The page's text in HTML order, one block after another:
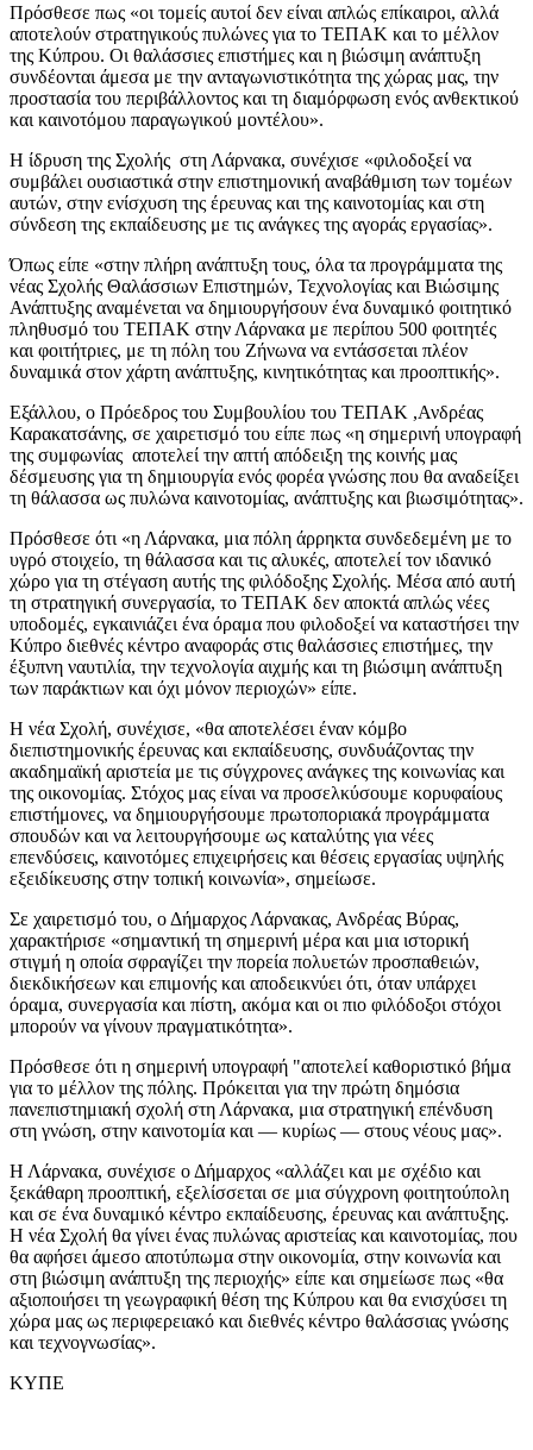
Πρόσθεσε πως «οι τομείς αυτοί δεν είναι απλώς επίκαιροι, αλλά
αποτελούν στρατηγικούς πυλώνες για το ΤΕΠΑΚ και το μέλλον
της Κύπρου. Οι θαλάσσιες επιστήμες και η βιώσιμη ανάπτυξη
συνδέονται άμεσα με την ανταγωνιστικότητα της χώρας μας, την
προστασία του περιβάλλοντος και τη διαμόρφωση ενός ανθεκτικού
και καινοτόμου παραγωγικού μοντέλου».
Η ίδρυση της Σχολής στη Λάρνακα, συνέχισε «φιλοδοξεί να
συμβάλει ουσιαστικά στην επιστημονική αναβάθμιση των τομέων
αυτών, στην ενίσχυση της έρευνας και της καινοτομίας και στη
σύνδεση της εκπαίδευσης με τις ανάγκες της αγοράς εργασίας».
Όπως είπε «στην πλήρη ανάπτυξη τους, όλα τα προγράμματα της
νέας Σχολής Θαλάσσιων Επιστημών, Τεχνολογίας και Βιώσιμης
Ανάπτυξης αναμένεται να δημιουργήσουν ένα δυναμικό φοιτητικό
πληθυσμό του ΤΕΠΑΚ στην Λάρνακα με περίπου 500 φοιτητές
και φοιτήτριες, με τη πόλη του Ζήνωνα να εντάσσεται πλέον
δυναμικά στον χάρτη ανάπτυξης, κινητικότητας και προοπτικής».
Εξάλλου, ο Πρόεδρος του Συμβουλίου του ΤΕΠΑΚ ,Ανδρέας
Καρακατσάνης, σε χαιρετισμό του είπε πως «η σημερινή υπογραφή
της συμφωνίας αποτελεί την απτή απόδειξη της κοινής μας
δέσμευσης για τη δημιουργία ενός φορέα γνώσης που θα αναδείξει
τη θάλασσα ως πυλώνα καινοτομίας, ανάπτυξης και βιωσιμότητας».
Πρόσθεσε ότι «η Λάρνακα, μια πόλη άρρηκτα συνδεδεμένη με το
υγρό στοιχείο, τη θάλασσα και τις αλυκές, αποτελεί τον ιδανικό
χώρο για τη στέγαση αυτής της φιλόδοξης Σχολής. Μέσα από αυτή
τη στρατηγική συνεργασία, το ΤΕΠΑΚ δεν αποκτά απλώς νέες
υποδομές, εγκαινιάζει ένα όραμα που φιλοδοξεί να καταστήσει την
Κύπρο διεθνές κέντρο αναφοράς στις θαλάσσιες επιστήμες, την
έξυπνη ναυτιλία, την τεχνολογία αιχμής και τη βιώσιμη ανάπτυξη
των παράκτιων και όχι μόνον περιοχών» είπε.
Η νέα Σχολή, συνέχισε, «θα αποτελέσει έναν κόμβο
διεπιστημονικής έρευνας και εκπαίδευσης, συνδυάζοντας την
ακαδημαϊκή αριστεία με τις σύγχρονες ανάγκες της κοινωνίας και
της οικονομίας. Στόχος μας είναι να προσελκύσουμε κορυφαίους
επιστήμονες, να δημιουργήσουμε πρωτοποριακά προγράμματα
σπουδών και να λειτουργήσουμε ως καταλύτης για νέες
επενδύσεις, καινοτόμες επιχειρήσεις και θέσεις εργασίας υψηλής
εξειδίκευσης στην τοπική κοινωνία», σημείωσε.
Σε χαιρετισμό του, ο Δήμαρχος Λάρνακας, Ανδρέας Βύρας,
χαρακτήρισε «σημαντική τη σημερινή μέρα και μια ιστορική
στιγμή η οποία σφραγίζει την πορεία πολυετών προσπαθειών,
διεκδικήσεων και επιμονής και αποδεικνύει ότι, όταν υπάρχει
όραμα, συνεργασία και πίστη, ακόμα και οι πιο φιλόδοξοι στόχοι
μπορούν να γίνουν πραγματικότητα».
Πρόσθεσε ότι η σημερινή υπογραφή "αποτελεί καθοριστικό βήμα
για το μέλλον της πόλης. Πρόκειται για την πρώτη δημόσια
πανεπιστημιακή σχολή στη Λάρνακα, μια στρατηγική επένδυση
στη γνώση, στην καινοτομία και — κυρίως — στους νέους μας».
Η Λάρνακα, συνέχισε ο Δήμαρχος «αλλάζει και με σχέδιο και
ξεκάθαρη προοπτική, εξελίσσεται σε μια σύγχρονη φοιτητούπολη
και σε ένα δυναμικό κέντρο εκπαίδευσης, έρευνας και ανάπτυξης.
Η νέα Σχολή θα γίνει ένας πυλώνας αριστείας και καινοτομίας, που
θα αφήσει άμεσο αποτύπωμα στην οικονομία, στην κοινωνία και
στη βιώσιμη ανάπτυξη της περιοχής» είπε και σημείωσε πως «θα
αξιοποιήσει τη γεωγραφική θέση της Κύπρου και θα ενισχύσει τη
χώρα μας ως περιφερειακό και διεθνές κέντρο θαλάσσιας γνώσης
και τεχνογνωσίας».
ΚΥΠΕ